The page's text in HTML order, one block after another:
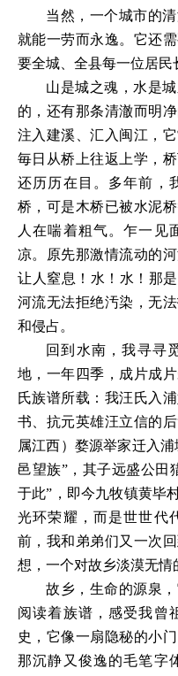
当然，一个城市的
就能一劳而永逸。它还
要全城、全县每一位居民
山是城之魂，水是
的，还有那条清澈而明
注入建溪、汇入闽江，
毎日从桥上往返上学，
还历历在目。多年前，
桥，可是木桥已被水泥
人在喘着粗气。乍一见
凉。原先那激情流动的
让人窒息！水！水！那
河流无法拒绝汚染，无
和侵占。
回到水南，我寻寻
地，一年四季，成片成
氏族谱所载：我汪氏入
书、抗元英雄汪立信的
属江西）婺源举家迁入
邑望族”，其子远盛公田
于此”，即今九牧镇黄毕
光环荣耀，而是世世代
前，我和弟弟们又一次
想，一个对故乡淡漠无情
故乡，生命的源泉
阅读着族谱，感受我曾
史，它像一扇隐秘的小
那沉静又俊逸的毛笔字